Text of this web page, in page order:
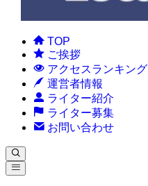
TOP
ご挨拶
アクセスランキング
運営者情報
ライター紹介
ライター募集
お問い合わせ